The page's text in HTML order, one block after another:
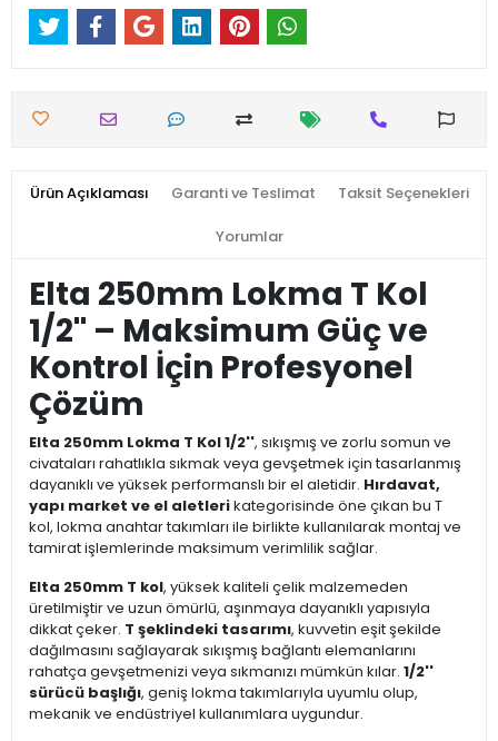
Ürün Açıklaması Garanti ve Teslimat Taksit Seçenekleri
Yorumlar
Elta 250mm Lokma T Kol
1/2'' – Maksimum Güç ve
Kontrol İçin Profesyonel
Çözüm
Elta 250mm Lokma T Kol 1/2'', sıkışmış ve zorlu somun ve
civataları rahatlıkla sıkmak veya gevşetmek için tasarlanmış
dayanıklı ve yüksek performanslı bir el aletidir. Hırdavat,
yapı market ve el aletlerikategorisinde öne çıkan bu T
kol, lokma anahtar takımları ile birlikte kullanılarak montaj ve
tamirat işlemlerinde maksimum verimlilik sağlar.
Elta 250mm T kol, yüksek kaliteli çelik malzemeden
üretilmiştir ve uzun ömürlü, aşınmaya dayanıklı yapısıyla
dikkat çeker. T şeklindeki tasarımı, kuvvetin eşit şekilde
dağılmasını sağlayarak sıkışmış bağlantı elemanlarını
rahatça gevşetmenizi veya sıkmanızı mümkün kılar. 1/2''
sürücü başlığı, geniş lokma takımlarıyla uyumlu olup,
mekanik ve endüstriyel kullanımlara uygundur.